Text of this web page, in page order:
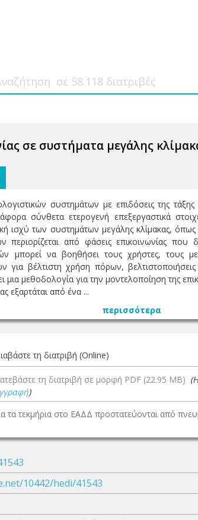
σε συστήματα μεγάλης
συστημάτων με επιδόσεις της
σύνθετα ετερογενή επεξεργαστικά
ισχύ των συστημάτων μεγάλης κλίμακας,
περιορίζεται από φάσεις επικοινωνίας
μπορεί να βοηθήσει τους χρήστες, τους
βέλτιστη χρήση πόρων, βελτιστοποιήσεις
μεθοδολογία για την μοντελοποίηση της
εξαρτάται από ένα ...
περισσότερα
τη διατριβή (Online)
τη διατριβή σε μορφή PDF (22.95 MB)
)
τα τεκμήρια στο ΕΑΔΔ προστατεύονται από
10442/hedi/41543